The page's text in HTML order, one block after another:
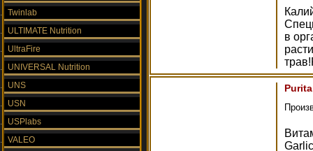
Twinlab
ULTIMATE Nutrition
UltraFire
UNIVERSAL Nutrition
UNS
USN
USPlabs
VALEO
в